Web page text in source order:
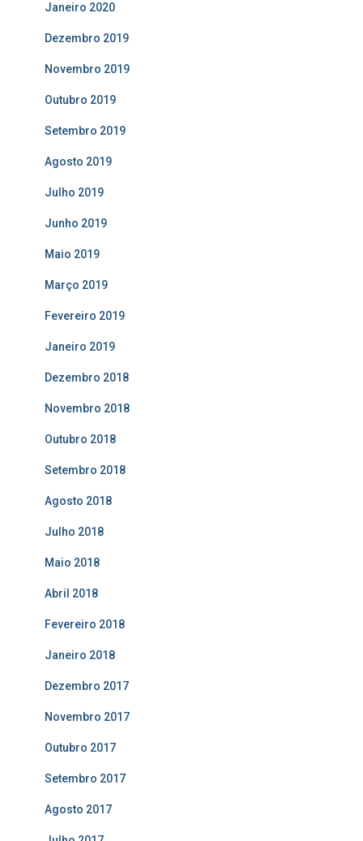
Janeiro 2020
Dezembro 2019
Novembro 2019
Outubro 2019
Setembro 2019
Agosto 2019
Julho 2019
Junho 2019
Maio 2019
Março 2019
Fevereiro 2019
Janeiro 2019
Dezembro 2018
Novembro 2018
Outubro 2018
Setembro 2018
Agosto 2018
Julho 2018
Maio 2018
Abril 2018
Fevereiro 2018
Janeiro 2018
Dezembro 2017
Novembro 2017
Outubro 2017
Setembro 2017
Agosto 2017